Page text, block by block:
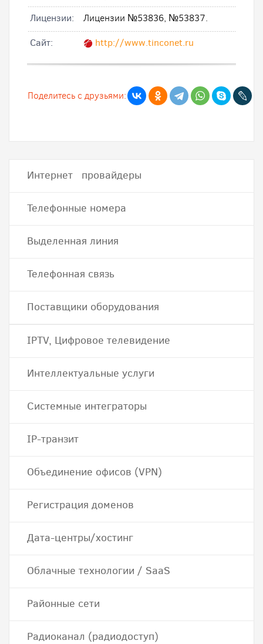
Лицензии:
Лицензии №53836, №53837.
Cайт:
http://www.tinconet.ru
Поделитесь с друзьями:
Интернет провайдеры
Телефонные номера
Выделенная линия
Телефонная связь
Поставщики оборудования
IPTV, Цифровое телевидение
Интеллектуальные услуги
Системные интеграторы
IP-транзит
Объединение офисов (VPN)
Регистрация доменов
Дата-центры/хостинг
Облачные технологии / SaaS
Районные сети
Радиоканал (радиодоступ)